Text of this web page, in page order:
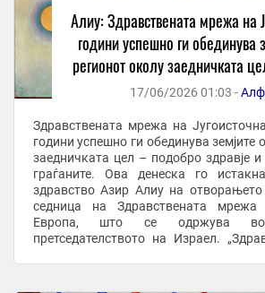
Алиу: Здравствената мрежа на
години успешно ги обединува
регионот околу заедничката
здравје и благосостојба за
17/06/2026 01:03 -
Здравствената мрежа на
години успешно ги обединува земјите
заедничката цел – подобро здравје и
граѓаните. Ова денеска го
здравство Азир Алиу на
седница на Здравствената мрежа
Европа, што се одржува
претседателството на Израел.